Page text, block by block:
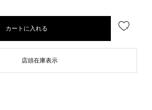
カートに入れる
店頭在庫表示